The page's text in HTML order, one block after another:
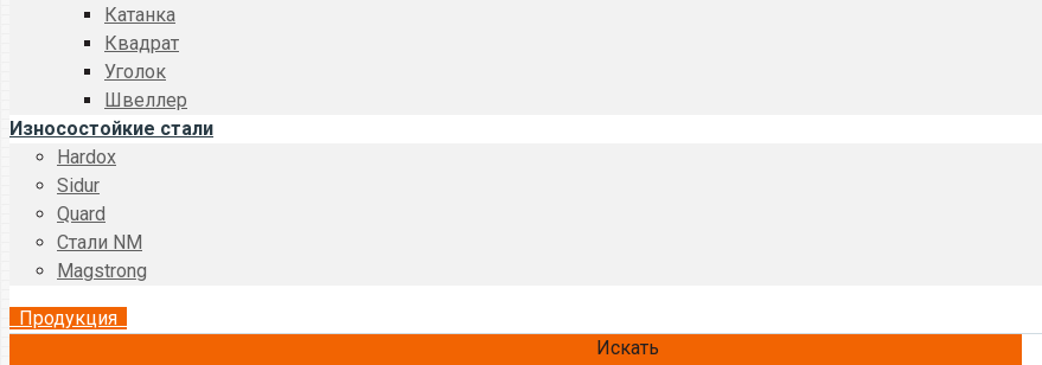
Катанка
Квадрат
Уголок
Швеллер
Износостойкие стали
Hardox
Sidur
Quard
Стали NM
Magstrong
Продукция
Искать